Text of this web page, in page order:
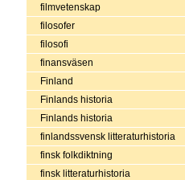
filmvetenskap
filosofer
filosofi
finansväsen
Finland
Finlands historia
Finlands historia
finlandssvensk litteraturhistoria
finsk folkdiktning
finsk litteraturhistoria